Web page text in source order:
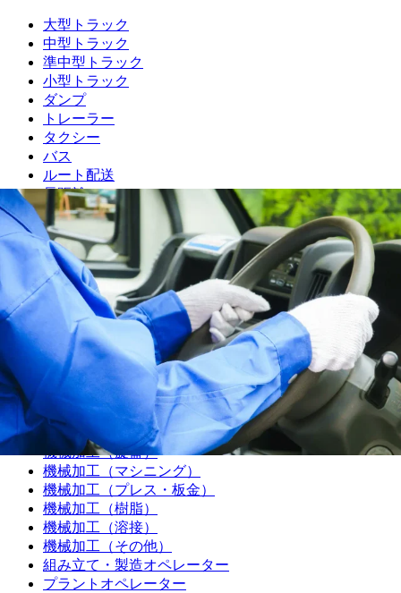
大型トラック
中型トラック
準中型トラック
小型トラック
ダンプ
トレーラー
タクシー
バス
ルート配送
長距離
フォークリフト・倉庫
運行管理者
施工管理技士
土木施工管理技士
電気工事施工管理技士
建築施工管理技士
管工事施工管理技士
電気主任技術者
製造職
機械加工（旋盤）
機械加工（マシニング）
機械加工（プレス・板金）
機械加工（樹脂）
機械加工（溶接）
機械加工（その他）
組み立て・製造オペレーター
プラントオペレーター